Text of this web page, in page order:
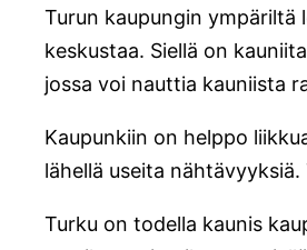
Turun kaupungin ympäriltä
keskustaa. Siellä on
jossa voi nauttia kauniista
Kaupunkiin on helppo
lähellä useita
Turku on todella kaunis